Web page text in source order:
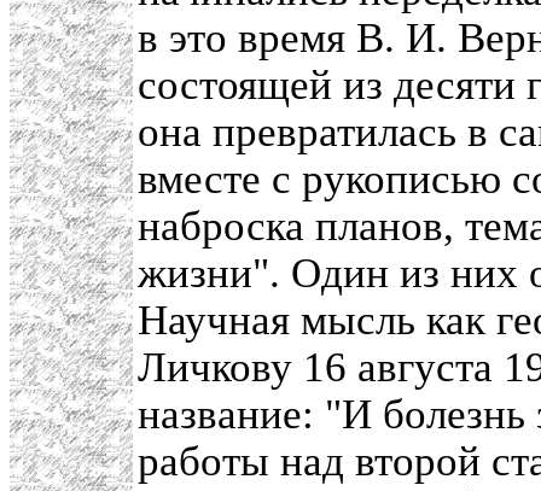
в это время В. И.
состоящей из десяти
она превратилась в
вместе с рукописью
наброска планов,
жизни". Один из них
Научная мысль как
Личкову 16 августа
название: "И болезнь
работы над второй